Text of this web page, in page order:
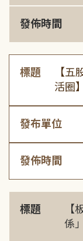
發佈時間
標題
【
活圈
發布單位
發佈時間
標題
【
係